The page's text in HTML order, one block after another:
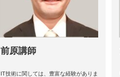
前原講師
IT技術に関しては、豊富な経験がありま